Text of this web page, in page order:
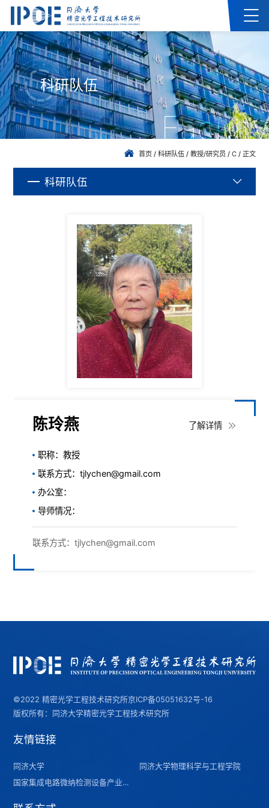
科研队伍
Faculty
首页/ 科研队伍/ 教授/研究员 / C/ 正文
科研队伍
陈玲燕 了解详情
职称：教授
联系方式：tjlychen@gmail.com
办公室：
导师情况：
联系方式：tjlychen@gmail.com
©2022 精密光学工程技术研究所京ICP备05051632号-16
版权所有：同济大学精密光学工程技术研究所
友情链接
同济大学
同济大学物理科学与工程学院
国家集成电路微纳检测设备产业计量测试中心（上海）